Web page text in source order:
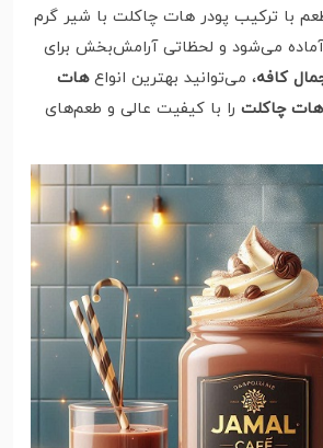
با ترکیب پودر هات چاکلت با شیر گرم
می‌شود و لحظاتی آرامش‌بخش برای
کافه، می‌توانید بهترین انواعهات
هات چاکلت را با کیفیت عالی و طعم‌های